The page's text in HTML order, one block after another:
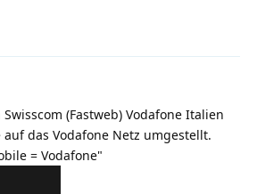
(Fastweb) Vodafone Italien
das Vodafone Netz umgestellt.
= Vodafone"